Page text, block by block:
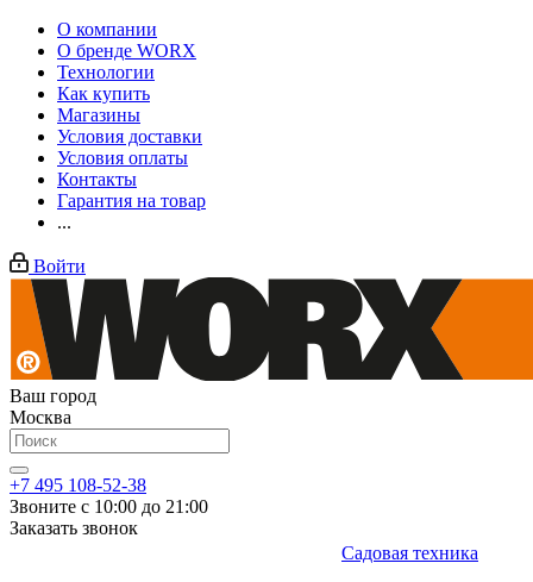
О компании
О бренде WORX
Технологии
Как купить
Магазины
Условия доставки
Условия оплаты
Контакты
Гарантия на товар
...
Войти
Ваш город
Москва
+7 495 108-52-38
Звоните с 10:00 до 21:00
Заказать звонок
Садовая техника